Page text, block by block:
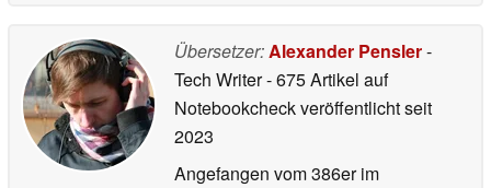
Übersetzer:Alexander Pensler-
Tech Writer- 675 Artikel auf
Notebookcheck veröffentlichtseit
2023
Angefangen vom 386er im